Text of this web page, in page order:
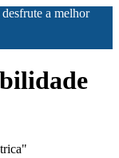
a melhor